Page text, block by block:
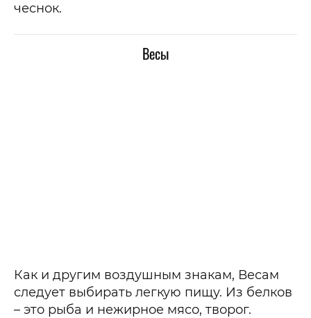
чеснок.
Весы
Как и другим воздушным знакам, Весам
следует выбирать легкую пищу. Из белков
– это рыба и нежирное мясо, творог.